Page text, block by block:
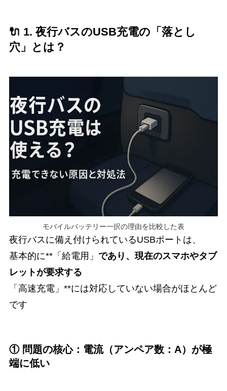
🔌 1. 夜行バスのUSB充電の「落とし
穴」とは？
モバイルバッテリー一択の理由を比較した表
夜行バスに備え付けられているUSBポートは、
基本的に**「給電用」 であり、現在のスマホやタブ
レットが要求する
「高速充電」**には対応していない場合がほとんど
です
① 問題の核心：電流（アンペア数：A）が極
端に低い